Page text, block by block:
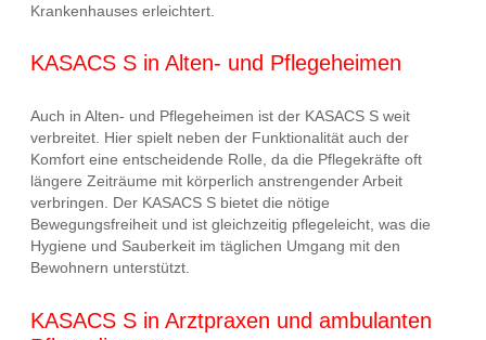
Krankenhauses erleichtert.
KASACS S in Alten- und Pflegeheimen
Auch in Alten- und Pflegeheimen ist der KASACS S weit
verbreitet. Hier spielt neben der Funktionalität auch der
Komfort eine entscheidende Rolle, da die Pflegekräfte oft
längere Zeiträume mit körperlich anstrengender Arbeit
verbringen. Der KASACS S bietet die nötige
Bewegungsfreiheit und ist gleichzeitig pflegeleicht, was die
Hygiene und Sauberkeit im täglichen Umgang mit den
Bewohnern unterstützt.
KASACS S in Arztpraxen und ambulanten